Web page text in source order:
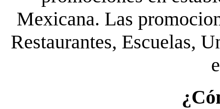
Mexicana. Las
Restaurantes, Escuelas,